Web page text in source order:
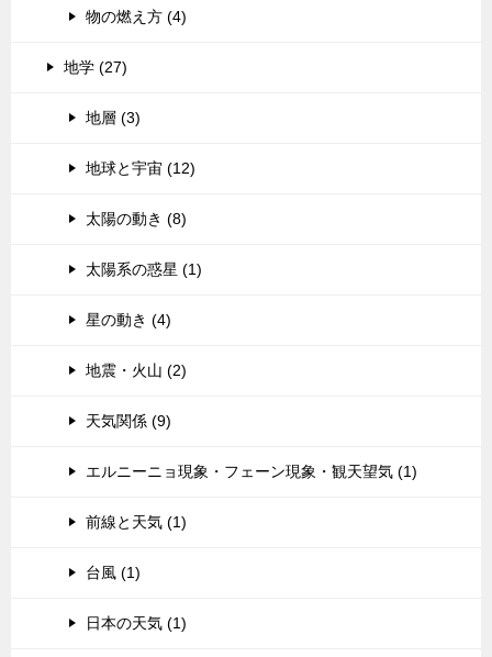
物の燃え方 (4)
地学 (27)
地層 (3)
地球と宇宙 (12)
太陽の動き (8)
太陽系の惑星 (1)
星の動き (4)
地震・火山 (2)
天気関係 (9)
エルニーニョ現象・フェーン現象・観天望気 (1)
前線と天気 (1)
台風 (1)
日本の天気 (1)